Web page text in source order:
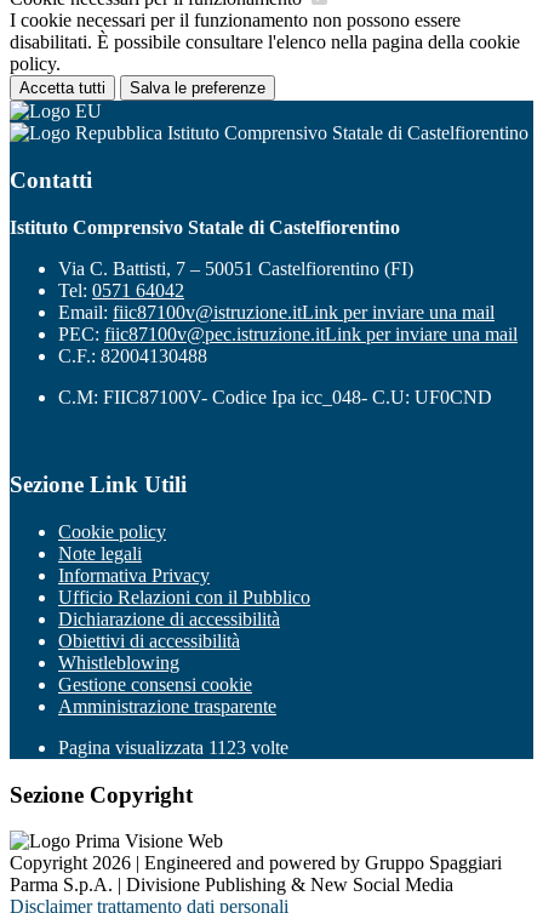
I cookie necessari per il funzionamento non possono essere
disabilitati. È possibile consultare l'elenco nella pagina della cookie
policy.
Accetta tutti Salva le preferenze
Istituto Comprensivo Statale di Castelfiorentino
Contatti
Istituto Comprensivo Statale di Castelfiorentino
Via C. Battisti, 7 – 50051 Castelfiorentino (FI)
Tel: 0571 64042
Email: fiic87100v@istruzione.itLink per inviare una mail
PEC: fiic87100v@pec.istruzione.itLink per inviare una mail
C.F.: 82004130488
C.M: FIIC87100V- Codice Ipa icc_048- C.U: UF0CND
Sezione Link Utili
Cookie policy
Note legali
Informativa Privacy
Ufficio Relazioni con il Pubblico
Dichiarazione di accessibilità
Obiettivi di accessibilità
Whistleblowing
Gestione consensi cookie
Amministrazione trasparente
Pagina visualizzata 1123 volte
Sezione Copyright
Copyright 2026 | Engineered and powered by Gruppo Spaggiari
Parma S.p.A. | Divisione Publishing & New Social Media
Disclaimer trattamento dati personali